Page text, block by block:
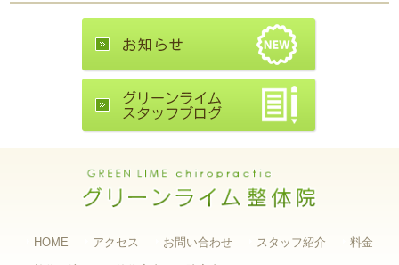
HOME アクセス お問い合わせ スタッフ紹介 料金